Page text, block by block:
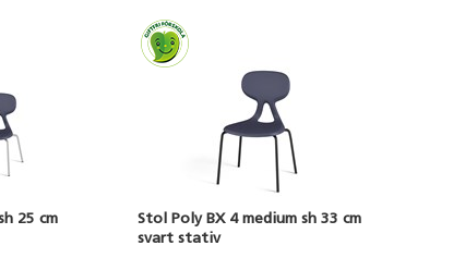
25 cm
Stol Poly BX 4 medium sh 33 cm
svart stativ